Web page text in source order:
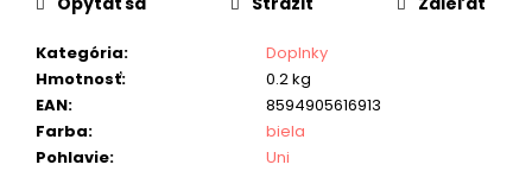
Kategória:
Doplnky
Hmotnosť:
0.2 kg
EAN:
8594905616913
Farba:
biela
Pohlavie: Uni